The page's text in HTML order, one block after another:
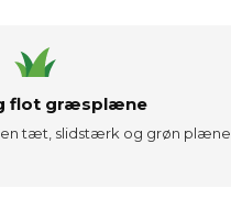
flot græsplæne
en tæt, slidstærk og grøn plæne